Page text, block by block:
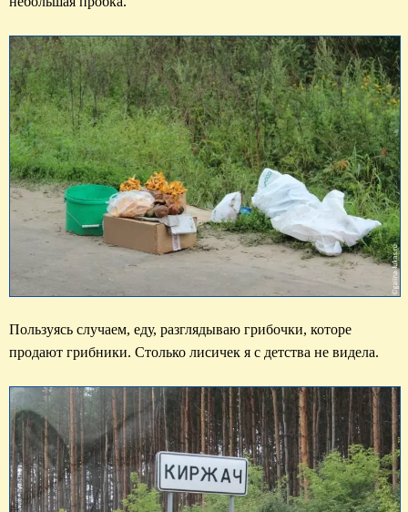
Пользуясь случаем, еду, разглядываю грибочки, которе
продают грибники. Столько лисичек я с детства не видела.